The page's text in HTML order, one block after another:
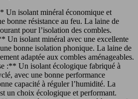
Un isolant minéral économique et
bonne résistance au feu. La laine de
pour l’isolation des combles.
Un isolant minéral avec une excellente
bonne isolation phonique. La laine de
adaptée aux combles aménageables.
:** Un isolant écologique fabriqué à
avec une bonne performance
capacité à réguler l’humidité. La
un choix écologique et performant.